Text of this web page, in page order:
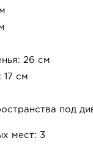
26 см
17 см
под
мест: 3